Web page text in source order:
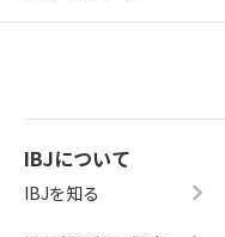
IBJについて
IBJを知る